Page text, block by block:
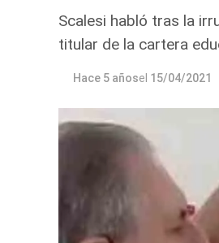
Scalesi habló tras la
titular de la cartera
Hace 5 añosel 15/04/2021